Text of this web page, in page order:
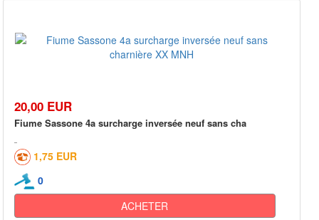
20,00 EUR
Fiume Sassone 4a surcharge inversée neuf sans cha
1,75 EUR
0
ACHETER